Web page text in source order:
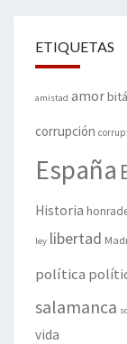
ETIQUETAS
amistad amor
corrupción
España
Historia
ley libertad
política
salamanca
vida